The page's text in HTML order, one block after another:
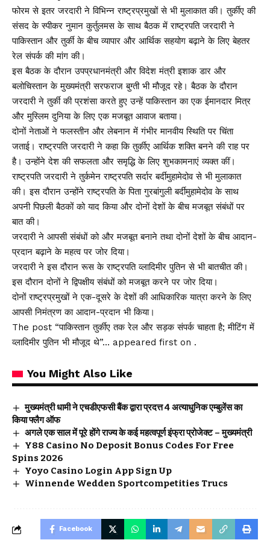
फोरम से इतर जरदारी ने विभिन्न राष्ट्रप्रमुखों से भी मुलाकात की। तुर्कीए की
संसद के स्पीकर नुमान कुर्तुलमस के साथ बैठक में राष्ट्रपति जरदारी ने
पाकिस्तान और तुर्की के बीच व्यापार और आर्थिक सहयोग बढ़ाने के लिए बेहतर
रेल संपर्क की मांग की।
इस बैठक के दौरान उपप्रधानमंत्री और विदेश मंत्री इशाक डार और
बलोचिस्तान के मुख्यमंत्री सरफराज बुग्ती भी मौजूद रहे। बैठक के दौरान
जरदारी ने तुर्की की प्रशंसा करते हुए उन्हें पाकिस्तान का एक ईमानदार मित्र
और मुस्लिम दुनिया के लिए एक मजबूत आवाज बताया।
दोनों नेताओं ने फलस्तीन और लेबनान में गंभीर मानवीय स्थिति पर चिंता
जताई। राष्ट्रपति जरदारी ने कहा कि तुर्कीए आर्थिक शक्ति बनने की राह पर
है। उन्होंने देश की सफलता और समृद्धि के लिए शुभकामनाएं व्यक्त कीं।
राष्ट्रपति जरदारी ने तुर्कमेन राष्ट्रपति सर्दार बर्दीमुहामेदोव से भी मुलाकात
की। इस दौरान उन्होंने राष्ट्रपति के पिता गुरबांगुली बर्दीमुहामेदोव के साथ
अपनी पिछली बैठकों को याद किया और दोनों देशों के बीच मजबूत संबंधों पर
बात की।
जरदारी ने आपसी संबंधों को और मजबूत बनाने तथा दोनों देशों के बीच आदान-
प्रदान बढ़ाने के महत्व पर जोर दिया।
जरदारी ने इस दौरान रूस के राष्ट्रपति व्लादिमीर पुतिन से भी बातचीत की।
इस दौरान दोनों ने द्विपक्षीय संबंधों को मजबूत करने पर जोर दिया।
दोनों राष्ट्रप्रमुखों ने एक-दूसरे के देशों की आधिकारिक यात्रा करने के लिए
आपसी निमंत्रण का आदान-प्रदान भी किया।
The post “पाकिस्तान तुर्कीए तक रेल और सड़क संपर्क चाहता है; मीटिंग में
व्लादिमीर पुतिन भी मौजूद थे”… appeared first on .
You Might Also Like
मुख्यमंत्री धामी ने एचडीएफसी बैंक द्वारा प्रदत्त 4 अत्याधुनिक एम्बुलेंस का
किया फ्लैग ऑफ
अगले एक साल में पूरे होंगे राज्य के कई महत्वपूर्ण इंफ्रा प्रोजेक्ट – मुख्यमंत्री
Y88 Casino No Deposit Bonus Codes For Free
Spins 2026
Yoyo Casino Login App Sign Up
Winnende Wedden Sportcompetities Trucs
Facebook